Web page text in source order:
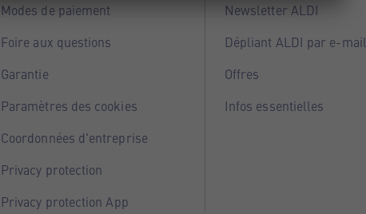
Modes de paiement
Foire aux questions
Garantie
Paramètres des cookies
Coordonnées d'entreprise
Privacy protection
Privacy protection App
Newsletter ALDI
Dépliant ALDI par e-mail
Offres
Infos essentielles